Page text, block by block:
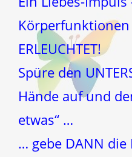
ERLEUCHTET!
Spüre den
Hände auf und
etwas“ …
… gebe DANN die